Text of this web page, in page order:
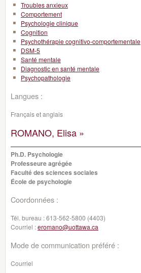
Troubles anxieux
Comportement
Psychologie clinique
Cognition
Psychothérapie cognitivo-comportementale
DSM-5
Santé mentale
Diagnostic en santé mentale
Psychopathologie
Langues :
Français et anglais
ROMANO, Elisa »
Ph.D. Psychologie
Professeure agrégée
Faculté des sciences sociales
École de psychologie
Coordonnées :
Tél. bureau :613-562-5800 (4403)
Courriel :eromano@uottawa.ca
Mode de communication préféré :
Courriel